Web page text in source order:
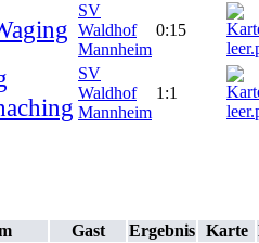
SV
Waldhof
Mannheim
0:15
SV
Waldhof
Mannheim
1:1
Gast Ergebnis Karte